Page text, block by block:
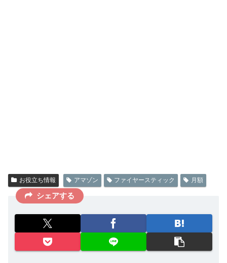
お役立ち情報 アマゾン ファイヤースティック 月額
シェアする